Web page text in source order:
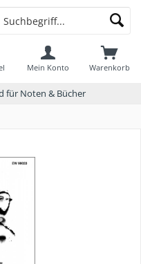
für Noten & Bücher
Warenkorb
Mein Konto